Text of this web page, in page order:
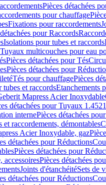
Pièces détachées
pour chauffage
Fixations pour raccordements
pour Raccords
Isolations pour tubes et raccords
Tuyaux multicouches pour eau
Pièces détachées pour Tés
Pièces détachées pour
Tés pour chauffagePièces
tubes et raccordsEtanchements
Mapress Acier Inoxydable
détachées pour Tuyaux 1.4521
internePièces détachées
et raccordements, démontables
Acier Inoxydable, gaz
détachées pour Réductions
Pièces détachées pour
accessoiresPièces détachées
Joints d'étanchéitéSets de
détachées pour Réductions